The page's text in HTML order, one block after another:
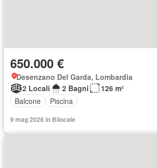
650.000 €
Desenzano Del Garda, Lombardia
2 Locali
2 Bagni
126 m²
Balcone
Piscina
9 mag 2026 in Bilocale